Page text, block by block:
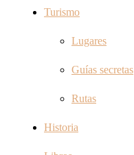
Turismo
Lugares
Guías secretas
Rutas
Historia